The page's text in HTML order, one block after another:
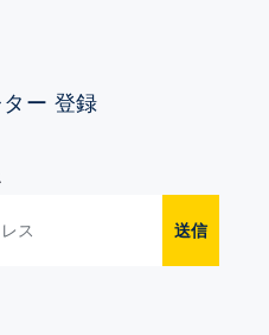
ー 登録
送信